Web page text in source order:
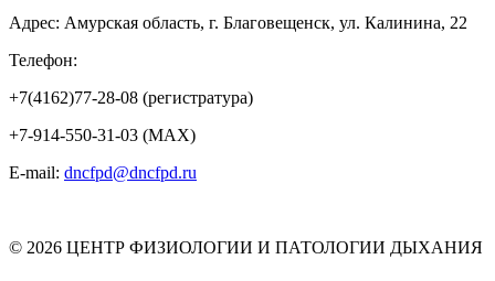
Адрес: Амурская область, г. Благовещенск, ул. Калинина, 22
Телефон:
+7(4162)77-28-08 (регистратура)
+7-914-550-31-03 (MAX)
E-mail: dncfpd@dncfpd.ru
© 2026 ЦЕНТР ФИЗИОЛОГИИ И ПАТОЛОГИИ ДЫХАНИЯ